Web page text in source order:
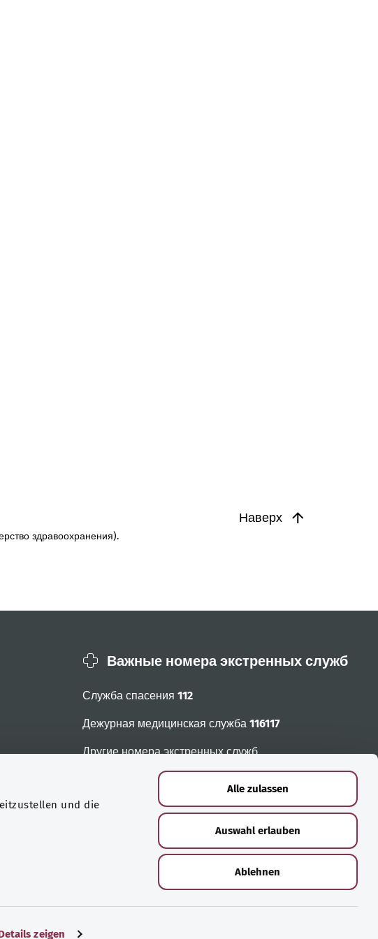
und die
zeigen
Alle zulassen
Auswahl erlauben
Ablehnen
Наверх
здравоохранения).
Важные номера экстренных служб
Служба спасения 112
Дежурная медицинская служба 116117
Другие номера экстренных служб